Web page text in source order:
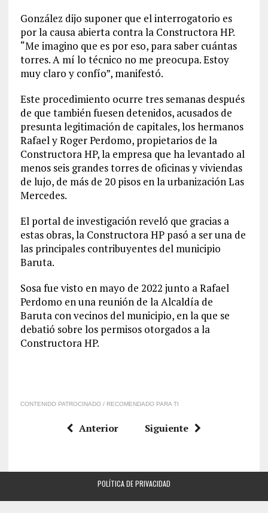
González dijo suponer que el interrogatorio es
por la causa abierta contra la Constructora HP.
“Me imagino que es por eso, para saber cuántas
torres. A mí lo técnico no me preocupa. Estoy
muy claro y confío”, manifestó.
Este procedimiento ocurre tres semanas después
de que también fuesen detenidos, acusados de
presunta legitimación de capitales, los hermanos
Rafael y Roger Perdomo, propietarios de la
Constructora HP, la empresa que ha levantado al
menos seis grandes torres de oficinas y viviendas
de lujo, de más de 20 pisos en la urbanización Las
Mercedes.
El portal de investigación reveló que gracias a
estas obras, la Constructora HP pasó a ser una de
las principales contribuyentes del municipio
Baruta.
Sosa fue visto en mayo de 2022 junto a Rafael
Perdomo en una reunión de la Alcaldía de
Baruta con vecinos del municipio, en la que se
debatió sobre los permisos otorgados a la
Constructora HP.
CONTENIDO PATROCINADO / RECOMENDADO PARA TI
Anterior Siguiente
POLÍTICA DE PRIVACIDAD